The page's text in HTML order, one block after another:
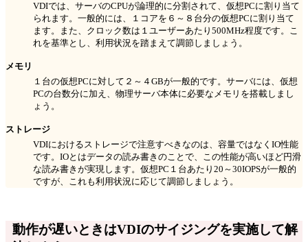
VDIでは、サーバのCPUが論理的に分割されて、仮想PCに割り当て
られます。一般的には、１コアを６～８台分の仮想PCに割り当て
ます。また、クロック数は１ユーザーあたり500MHz程度です。こ
れを基準とし、利用状況を踏まえて調節しましょう。
メモリ
１台の仮想PCに対して２～４GBが一般的です。サーバには、仮想
PCの台数分に加え、物理サーバ本体に必要なメモリを搭載しまし
ょう。
ストレージ
VDIにおけるストレージで注意すべきなのは、容量ではなくIO性能
です。IOとはデータの読み書きのことで、この性能が高いほど円滑
な読み書きが実現します。仮想PC１台あたり20～30IOPSが一般的
ですが、これも利用状況に応じて調節しましょう。
動作が遅いときはVDIのサイジングを実施して解